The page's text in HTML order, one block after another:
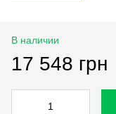
В наличии
17 548 грн